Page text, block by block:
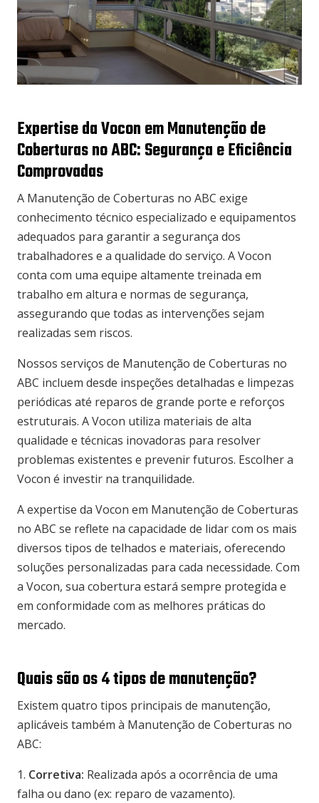
Expertise da Vocon em Manutenção de
Coberturas no ABC: Segurança e Eficiência
Comprovadas
A Manutenção de Coberturas no ABC exige
conhecimento técnico especializado e equipamentos
adequados para garantir a segurança dos
trabalhadores e a qualidade do serviço. A Vocon
conta com uma equipe altamente treinada em
trabalho em altura e normas de segurança,
assegurando que todas as intervenções sejam
realizadas sem riscos.
Nossos serviços de Manutenção de Coberturas no
ABC incluem desde inspeções detalhadas e limpezas
periódicas até reparos de grande porte e reforços
estruturais. A Vocon utiliza materiais de alta
qualidade e técnicas inovadoras para resolver
problemas existentes e prevenir futuros. Escolher a
Vocon é investir na tranquilidade.
A expertise da Vocon em Manutenção de Coberturas
no ABC se reflete na capacidade de lidar com os mais
diversos tipos de telhados e materiais, oferecendo
soluções personalizadas para cada necessidade. Com
a Vocon, sua cobertura estará sempre protegida e
em conformidade com as melhores práticas do
mercado.
Quais são os 4 tipos de manutenção?
Existem quatro tipos principais de manutenção,
aplicáveis também à Manutenção de Coberturas no
ABC:
1. Corretiva: Realizada após a ocorrência de uma
falha ou dano (ex: reparo de vazamento).